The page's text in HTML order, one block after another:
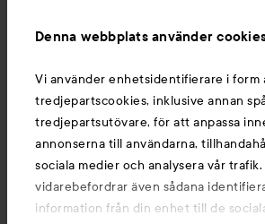
Denna webbplats använder
Vi använder enhetsidentifierare i form
tredjepartscookies, inklusive annan
tredjepartsutövare, för att anpassa
annonserna till användarna,
sociala medier och analysera vår trafik.
vidarebefordrar även sådana
information från din enhet till de
Du kanske också gillar